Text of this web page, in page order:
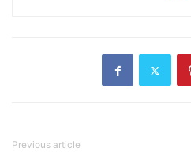
Previous article